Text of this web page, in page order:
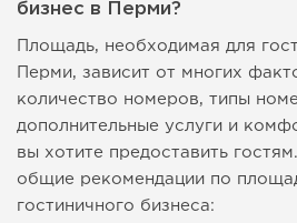
бизнес в Перми?
Площадь, необходимая для
Перми, зависит от многих
количество номеров, типы
дополнительные услуги и
вы хотите предоставить
общие рекомендации по
гостиничного бизнеса: